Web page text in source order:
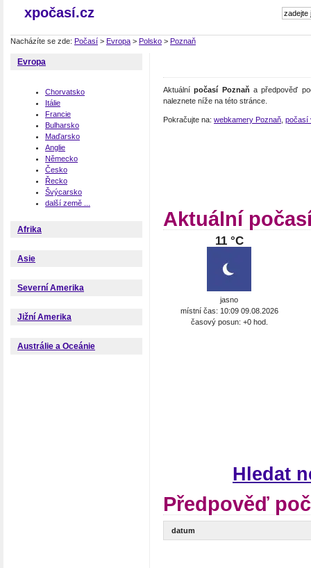
xpočasí.cz
Nacházíte se zde: Počasí > Evropa > Polsko > Poznaň
Evropa
Chorvatsko
Itálie
Francie
Bulharsko
Maďarsko
Anglie
Německo
Česko
Řecko
Švýcarsko
další země ...
Afrika
Asie
Severní Amerika
Jižní Amerika
Austrálie a Oceánie
Aktuálnípočasí Poznaň a předpověď
naleznete níže na této stránce.
Pokračujte na: webkamery Poznaň počasí
Aktuální
11 °C
jasno
místní čas: 10:09 09.08.2026
časový posun: +0 hod.
Hledat
Předpověď
datum